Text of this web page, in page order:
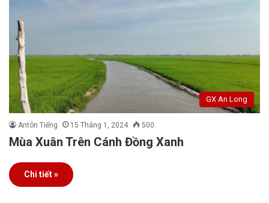
GX An Long
Antôn Tiếng 15 Tháng 1, 2024 500
Mùa Xuân Trên Cánh Đồng Xanh
Chi tiết »